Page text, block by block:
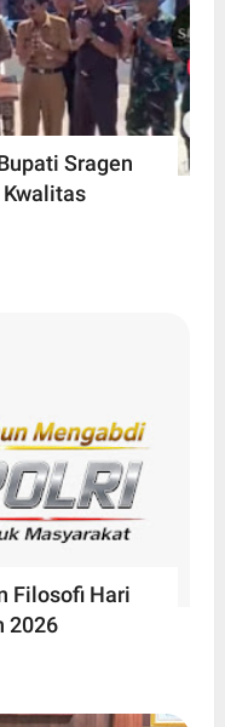
Sragen
Filosofi Hari
2026